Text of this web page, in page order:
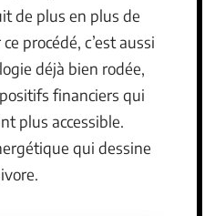
de plus en plus de
procédé, c’est aussi
déjà bien rodée,
financiers qui
plus accessible.
qui dessine